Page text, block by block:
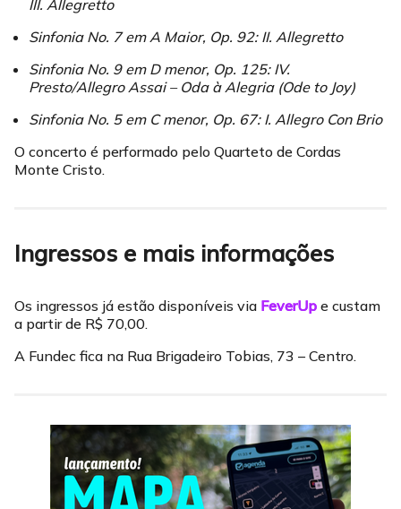
III. Allegretto
Sinfonia No. 7 em A Maior, Op. 92: II. Allegretto
Sinfonia No. 9 em D menor, Op. 125: IV.
Presto/Allegro Assai – Oda à Alegria (Ode to Joy)
Sinfonia No. 5 em C menor, Op. 67: I. Allegro Con Brio
O concerto é performado pelo Quarteto de Cordas
Monte Cristo.
Ingressos e mais informações
Os ingressos já estão disponíveis via FeverUp e custam
a partir de R$ 70,00.
A Fundec fica na Rua Brigadeiro Tobias, 73 – Centro.